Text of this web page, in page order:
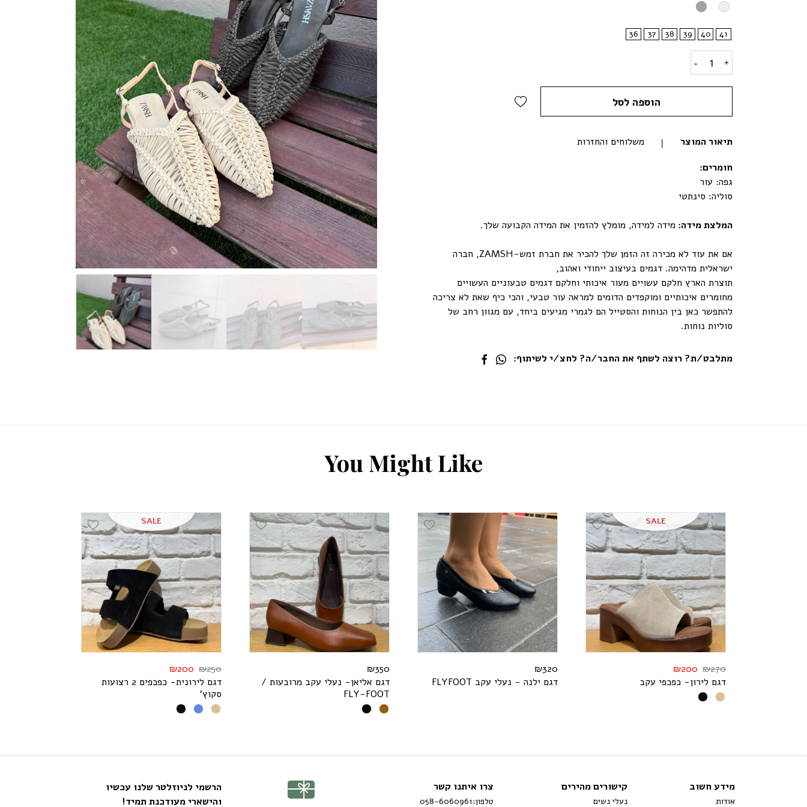
36 37 38 39 40 41
דגם קייטי - מוקסין רקום / ZAMSH quantity
הוספה לסל Add Wishlist
תיאור המוצר
משלוחים והחזרות
חומרים:
גפה: עור
סוליה: סינתטי
המלצת מידה: מידה למידה, מומלץ להזמין את המידה הקבועה שלך.
אם את עוד לא מכירה זה הזמן שלך להכיר את חברת זמש-ZAMSH, חברה
ישראלית מדהימה. דגמים בעיצוב ייחודי ואהוב,
תוצרת הארץ חלקם עשויים מעור איכותי וחלקם דגמים טבעוניים העשויים
מחומרים איכותיים ומוקפדים הדומים למראה עור טבעי, והכי כיף שאת לא צריכה
להתפשר כאן בין הנוחות והסטייל הם לגמרי מגיעים ביחד, עם מגוון רחב של
סוליות נוחות.
מתלבט/ת? רוצה לשתף את החבר/ה? לחצ/י לשיתוף:
You Might Like
Add Wishlist SALE
₪270
₪200
דגם לירון- כפכפי עקב
Add Wishlist
₪320
דגם ילנה - נעלי עקב
FLYFOOT
Add Wishlist
₪350
דגם אליאן- נעלי עקב מרובעות /
FLY-FOOT
Add Wishlist SALE
₪250
₪200
דגם לירונית- כפכפים 2 רצועות
סקוץ'
מידע חשוב
אודות
קישורים מהירים
נעלי נשים
צרו איתנו קשר
טלפון:058-6060961
הרשמי לניוזלטר שלנו עכשיו
והישארי מעודכנת תמיד!